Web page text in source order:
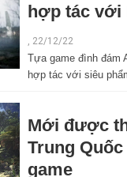
hợp tác với
, 22/12/22
Tựa game đình đám
hợp tác với siêu
Mới được
Trung
game